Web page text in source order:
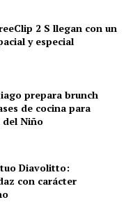
2 S llegan con un
y especial
prepara brunch
de cocina para
del Niño
Diavolitto:
con carácter